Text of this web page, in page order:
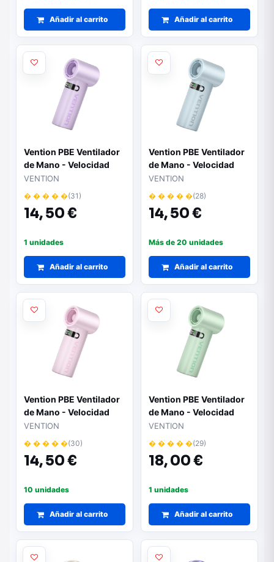
Compacto - Color
BlancoAñadir al carrito
Compacto - Color
Negro Añadir al carrito
Vention PBE Ventilador
de Mano - Velocidad
Maxima 17000RPM -
Nivel Regulable de 1 a
100 - Bateria de
3000mAh - Pantalla
Ligero y Compacto -
Color Morado
VENTION
� � � � �(31)
14,50 €
1 unidades
Añadir al carrito
Vention PBE Ventilador
de Mano - Velocidad
Maxima 17000RPM -
Nivel Regulable de 1 a
100 - Bateria de
3000mAh - Pantalla
Ligero y Compacto -
Color Azul
VENTION
� � � � �(28)
14,50 €
Más de 20 unidades
Añadir al carrito
Vention PBE Ventilador
de Mano - Velocidad
Maxima 17000RPM -
Nivel Regulable de 1 a
100 - Bateria de
3000mAh - Pantalla
Ligero y Compacto -
Color Rosa
VENTION
� � � � �(30)
14,50 €
10 unidades
Añadir al carrito
Vention PBE Ventilador
de Mano - Velocidad
Maxima 17000RPM -
Nivel Regulable de 1 a
100 - Bateria de
3000mAh - Pantalla
Ligero y Compacto -
Color Verde
VENTION
� � � � �(29)
18,00 €
1 unidades
Añadir al carrito